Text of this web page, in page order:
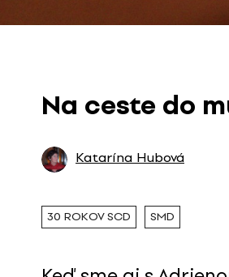
Na ceste do
Katarína Hubová
30 ROKOV SCD SMD